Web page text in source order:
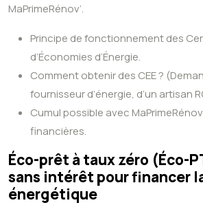
MaPrimeRénov’.
Principe de fonctionnement des
d’Économies d’Énergie.
Comment obtenir des CEE ?
fournisseur d’énergie, d’un artisan
Cumul possible avec
financières.
Éco-prêt à taux zéro (Éco-
sans intérêt pour financer
énergétique